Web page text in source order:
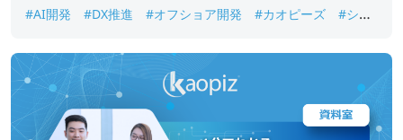
#AI開発 #DX推進 #オフショア開発 #カオピーズ
#シス